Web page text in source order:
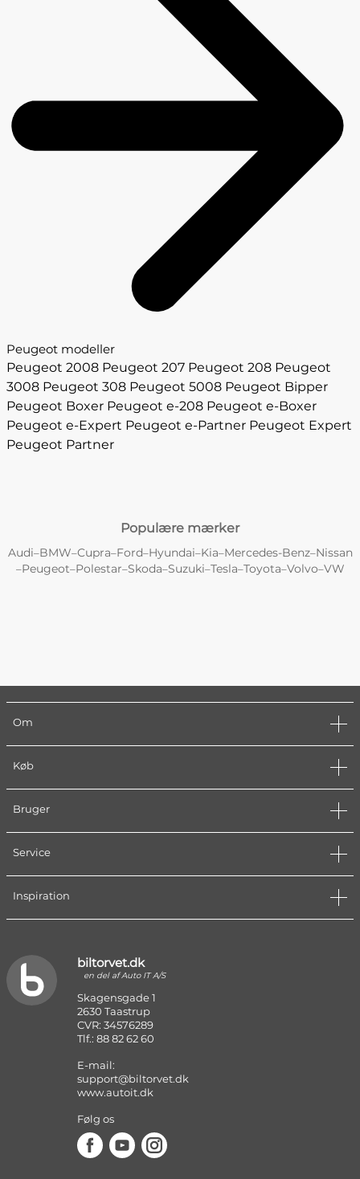
Peugeot modeller
Peugeot 2008 Peugeot 207 Peugeot 208 Peugeot
3008 Peugeot 308 Peugeot 5008 Peugeot Bipper
Peugeot Boxer Peugeot e-208 Peugeot e-Boxer
Peugeot e-Expert Peugeot e-Partner Peugeot Expert
Peugeot Partner
Populære mærker
Audi–BMW–Cupra–Ford–Hyundai–Kia–Mercedes-Benz–Nissan
–Peugeot–Polestar–Skoda–Suzuki–Tesla–Toyota–Volvo–VW
Om
Køb
Bruger
Service
Inspiration
biltorvet.dk
en del af Auto IT A/S
Skagensgade 1
2630 Taastrup
CVR: 34576289
Tlf.: 88 82 62 60
E-mail:
support@biltorvet.dk
www.autoit.dk
Følg os